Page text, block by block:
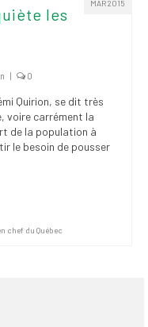
du
MAR 2015
les
| 0
Quirion, se dit très
voire carrément la
de la population à
le besoin de pousser
chef du Québec